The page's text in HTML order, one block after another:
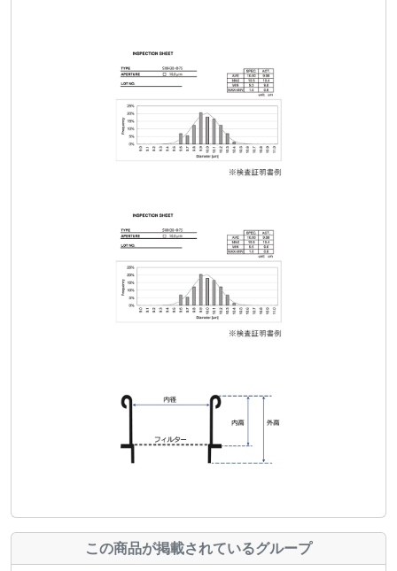
この商品が掲載されているグループ